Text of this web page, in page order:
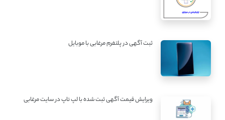
ثبت آگهی در پلتفرم مرغابی با موبایل
ویرایش قیمت آگهی ثبت شده با لپ تاپ در سایت مرغابی